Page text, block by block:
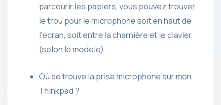
parcourir les papiers, vous pouvez trouver
le trou pour le microphone soit en haut de
l’écran, soit entre la charnière et le clavier
(selon le modèle).
Où se trouve la prise microphone sur mon
Thinkpad ?